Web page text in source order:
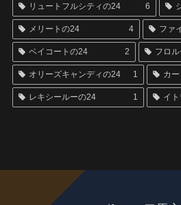
リュートフルシティの24 6
メリートの24 4 ファ
ベイコートの24 2 フロ
オリーズキャンディの24 1 カ
レキシールーの24 1 イ